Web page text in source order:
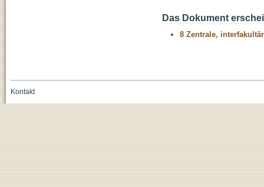
Das Dokument
8 Zentrale,
Kontakt